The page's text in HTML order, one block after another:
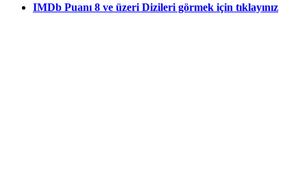
IMDb Puanı 8 ve üzeri Dizileri görmek için tıklayınız